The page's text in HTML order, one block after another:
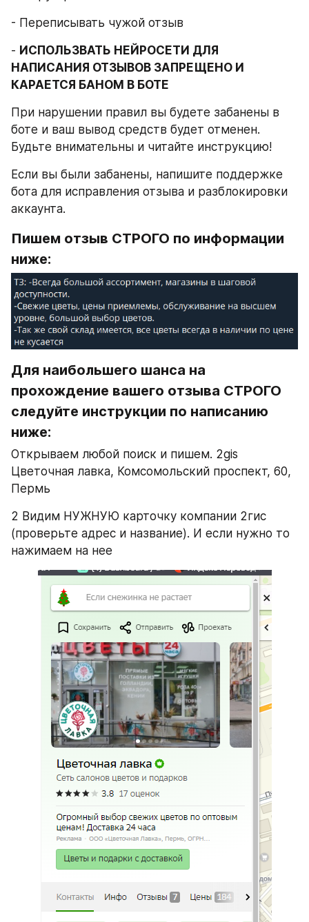
- Переписывать чужой отзыв
- ИСПОЛЬЗВАТЬ НЕЙРОСЕТИ ДЛЯ
НАПИСАНИЯ ОТЗЫВОВ ЗАПРЕЩЕНО И
КАРАЕТСЯ БАНОМ В БОТЕ
При нарушении правил вы будете забанены в
боте и ваш вывод средств будет отменен.
Будьте внимательны и читайте инструкцию!
Если вы были забанены, напишите поддержке
бота для исправления отзыва и разблокировки
аккаунта.
Пишем отзыв СТРОГО по информации
ниже:
Для наибольшего шанса на
прохождение вашего отзыва СТРОГО
следуйте инструкции по написанию
ниже:
Открываем любой поиск и пишем. 2gis
Цветочная лавка, ​​Комсомольский проспект, 60,
Пермь
2 Видим НУЖНУЮ карточку компании 2гис
(проверьте адрес и название). И если нужно то
нажимаем на нее